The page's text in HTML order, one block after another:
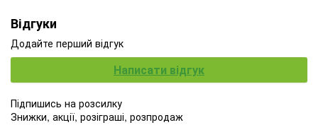
Відгуки
Додайте перший відгук
Написати відгук
Підпишись на розсилку
Знижки, акції, розіграші, розпродаж